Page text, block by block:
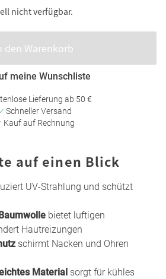
nicht verfügbar.
den Warenkorb
meine Wunschliste
Lieferung ab 50 €
Schneller Versand
Kauf auf Rechnung
auf einen Blick
UV-Strahlung und schützt
bietet luftigen
Hautreizungen
schirmt Nacken und Ohren
Material sorgt für kühles